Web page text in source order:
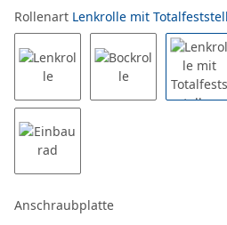
Rollenart Lenkrolle mit
Anschraubplatte